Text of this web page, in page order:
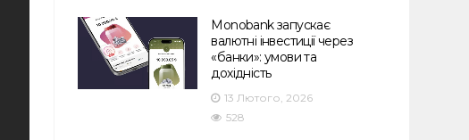
Monobank запускає
валютні інвестиції через
«банки»: умови та
дохідність
13 Лютого, 2026
528